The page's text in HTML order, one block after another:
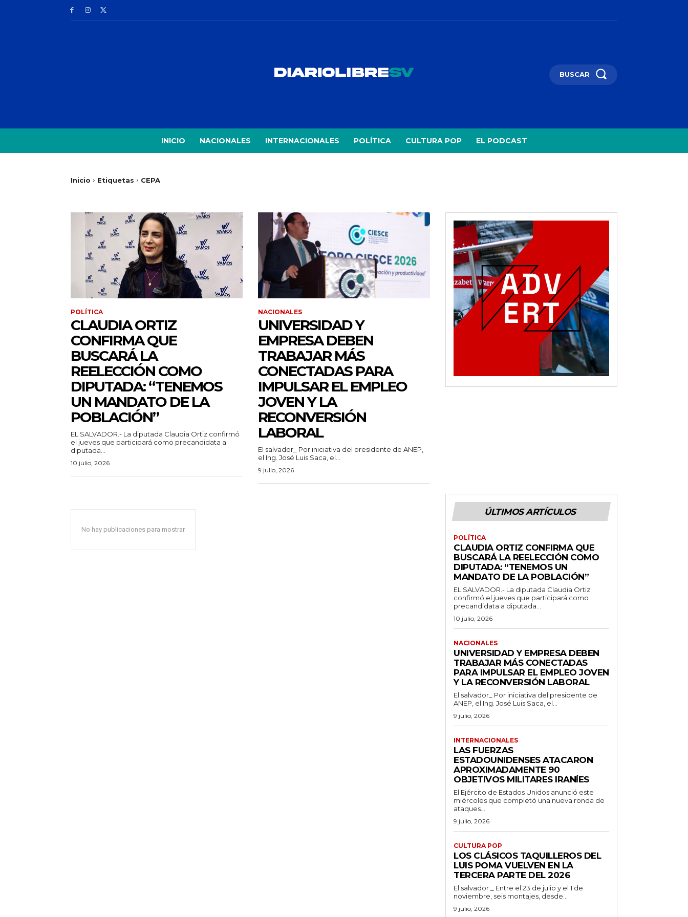
BUSCAR
INICIO NACIONALES INTERNACIONALES POLÍTICA CULTURA POP EL PODCAST
Inicio Etiquetas CEPA
POLÍTICA
CLAUDIA ORTIZ
CONFIRMA QUE
BUSCARÁ LA
REELECCIÓN COMO
DIPUTADA: “TENEMOS
UN MANDATO DE LA
POBLACIÓN”
EL SALVADOR.- La diputada Claudia Ortiz confirmó
el jueves que participará como precandidata a
diputada...
10 julio, 2026
NACIONALES
UNIVERSIDAD Y
EMPRESA DEBEN
TRABAJAR MÁS
CONECTADAS PARA
IMPULSAR EL EMPLEO
JOVEN Y LA
RECONVERSIÓN
LABORAL
El salvador_ Por iniciativa del presidente de ANEP,
el Ing. José Luis Saca, el...
9 julio, 2026
No hay publicaciones para mostrar
ÚLTIMOS ARTÍCULOS
POLÍTICA
CLAUDIA ORTIZ CONFIRMA QUE
BUSCARÁ LA REELECCIÓN COMO
DIPUTADA: “TENEMOS UN
MANDATO DE LA POBLACIÓN”
EL SALVADOR.- La diputada Claudia Ortiz
confirmó el jueves que participará como
precandidata a diputada...
10 julio, 2026
NACIONALES
UNIVERSIDAD Y EMPRESA DEBEN
TRABAJAR MÁS CONECTADAS
PARA IMPULSAR EL EMPLEO JOVEN
Y LA RECONVERSIÓN LABORAL
El salvador_ Por iniciativa del presidente de
ANEP, el Ing. José Luis Saca, el...
9 julio, 2026
INTERNACIONALES
LAS FUERZAS
ESTADOUNIDENSES ATACARON
APROXIMADAMENTE 90
OBJETIVOS MILITARES IRANÍES
El Ejército de Estados Unidos anunció este
miércoles que completó una nueva ronda de
ataques...
9 julio, 2026
CULTURA POP
LOS CLÁSICOS TAQUILLEROS DEL
LUIS POMA VUELVEN EN LA
TERCERA PARTE DEL 2026
El salvador _ Entre el 23 de julio y el 1 de
noviembre, seis montajes, desde...
9 julio, 2026